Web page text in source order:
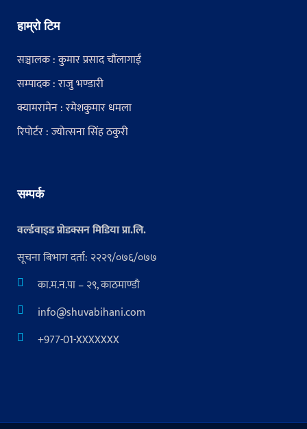
हाम्रो टिम
सञ्चालक : कुमार प्रसाद चौंलागाईं
सम्पादक : राजु भण्डारी
क्यामरामेन : रमेशकुमार धमला
रिपोर्टर : ज्योत्सना सिंह ठकुरी
सम्पर्क
वर्ल्डवाइड प्रोडक्सन मिडिया प्रा.लि.
सूचना बिभाग दर्ता: २२२९/०७६/०७७
का.म.न.पा – २९, काठमाण्डौ
info@shuvabihani.com
+977-01-XXXXXXX